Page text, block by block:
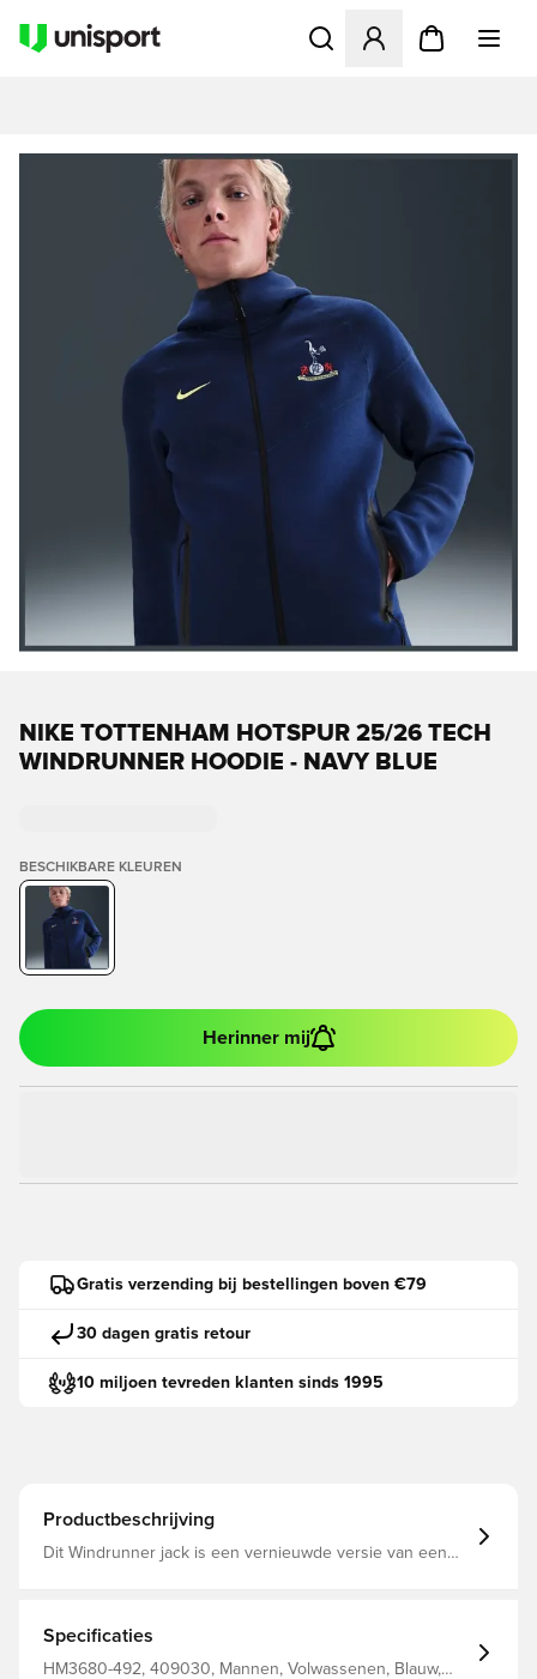
Opent een venster om in
NIKE TOTTENHAM HOTSPUR 25/26 TECH
WINDRUNNER HOODIE - NAVY BLUE
BESCHIKBARE KLEUREN
Herinner mij
Gratis verzending bij bestellingen boven €79
30 dagen gratis retour
10 miljoen tevreden klanten sinds 1995
Productbeschrijving
Dit Windrunner jack is een vernieuwde versie van een
kleuren en het embleem van Tottenham Hotspur kun je
ze in stijl blijven aanmoedigen als het kouder wordt.
Specificaties
HM3680-492, 409030, Mannen, Volwassenen, Blauw,